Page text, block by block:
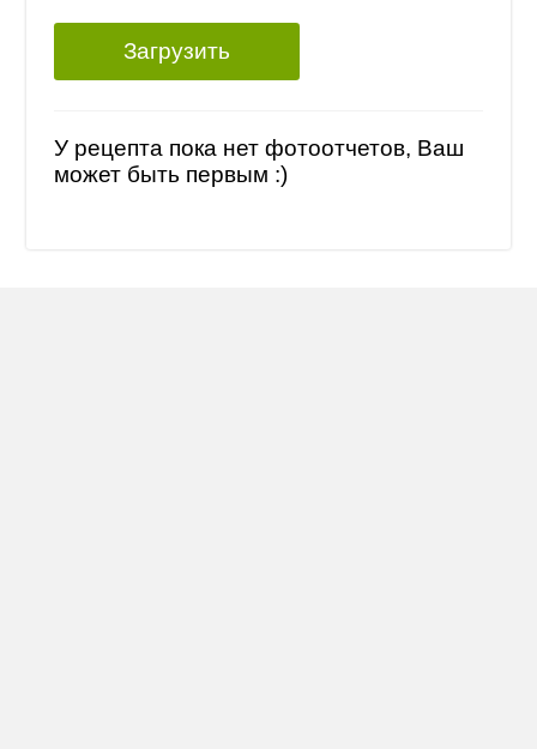
Загрузить
У рецепта пока нет фотоотчетов, Ваш
может быть первым :)